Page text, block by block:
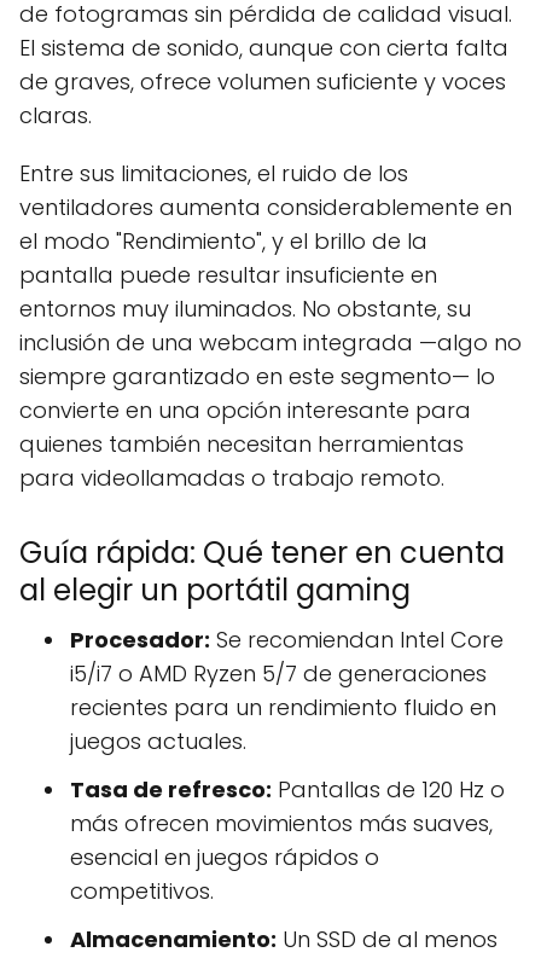
de fotogramas sin pérdida de calidad visual.
El sistema de sonido, aunque con cierta falta
de graves, ofrece volumen suficiente y voces
claras.
Entre sus limitaciones, el ruido de los
ventiladores aumenta considerablemente en
el modo "Rendimiento", y el brillo de la
pantalla puede resultar insuficiente en
entornos muy iluminados. No obstante, su
inclusión de una webcam integrada —algo no
siempre garantizado en este segmento— lo
convierte en una opción interesante para
quienes también necesitan herramientas
para videollamadas o trabajo remoto.
Guía rápida: Qué tener en cuenta
al elegir un portátil gaming
Procesador: Se recomiendan Intel Core
i5/i7 o AMD Ryzen 5/7 de generaciones
recientes para un rendimiento fluido en
juegos actuales.
Tasa de refresco: Pantallas de 120 Hz o
más ofrecen movimientos más suaves,
esencial en juegos rápidos o
competitivos.
Almacenamiento: Un SSD de al menos